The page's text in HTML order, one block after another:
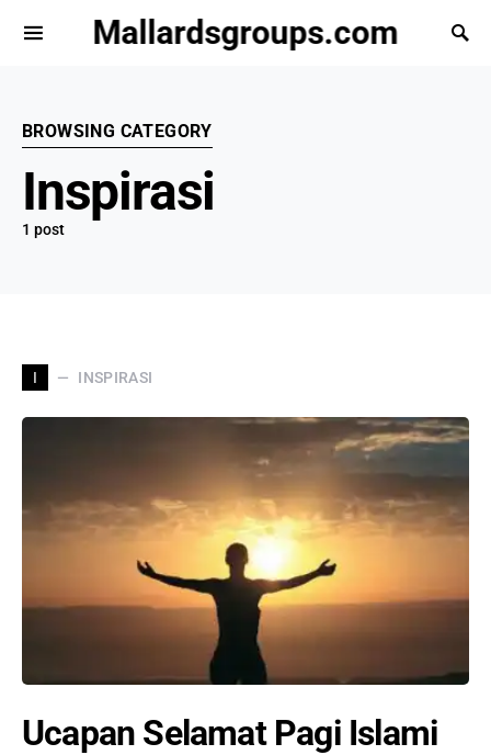
Mallardsgroups.com
BROWSING CATEGORY
Inspirasi
1 post
I INSPIRASI
Ucapan Selamat Pagi Islami